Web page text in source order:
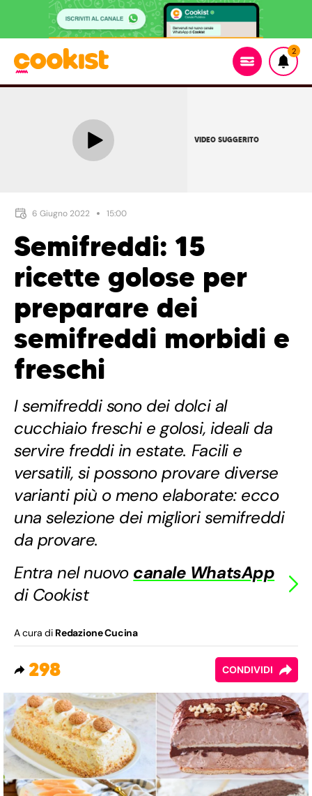
2
VIDEO SUGGERITO
6 Giugno 2022 15:00
Semifreddi: 15
ricette golose per
preparare dei
semifreddi morbidi e
freschi
I semifreddi sono dei dolci al
cucchiaio freschi e golosi, ideali da
servire freddi in estate. Facili e
versatili, si possono provare diverse
varianti più o meno elaborate: ecco
una selezione dei migliori semifreddi
da provare.
Entra nel nuovo canale WhatsApp
di Cookist
A cura di Redazione Cucina
298 CONDIVIDI